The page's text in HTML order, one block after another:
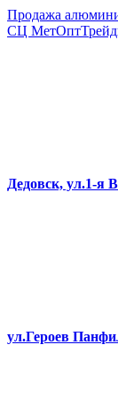
Продажа
СЦ
Дедовск, ул.1-я
ул.Героев